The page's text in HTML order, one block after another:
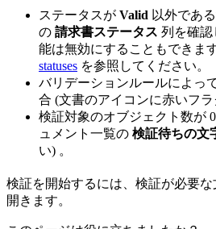
ステータスが Valid 以外であ
の 請求書ステータス 列を確認
能は無効にすることもできま
statuses を参照してください。
バリデーションルールによっ
合 (文書のアイコンに赤いフラ
検証対象のオブジェクト数が
ュメント一覧の 検証待ちの文
い) 。
検証を開始するには、検証が必要
開きます。